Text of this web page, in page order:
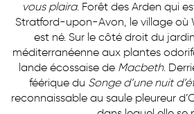
vous plaira. Forêt des Arden qui
Stratford-upon-Avon, le village où
est né. Sur le côté droit du jardin,
méditerranéenne aux plantes
lande écossaise de Macbeth.
féérique du Songe d’une nuit
reconnaissable au saule pleureur